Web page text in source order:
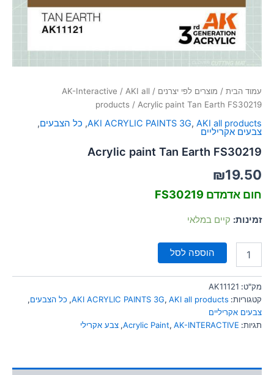
כל
האפשרויות
עמוד הבית / מוצרים לפי יצרנים /
AK-Interactive / AKI all
products / Acrylic paint Tan Earth FS30219
AKI ACRYLIC PAINTS 3G, AKI all products
, כל הצבעים,
צבעים אקריליים
Acrylic paint Tan Earth FS30219
₪19.50
חום אדמדם FS30219
זמינות: קיים במלאי
הוספה לסל
מק"ט: AK11121
קטגוריות:
AKI ACRYLIC PAINTS 3G, AKI all products
, כל הצבעים,
צבעים אקריליים
תגיות:
Acrylic Paint, AK-INTERACTIVE
, צבע אקרילי